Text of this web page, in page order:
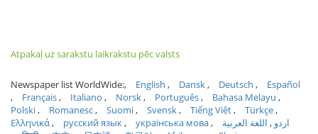
Atpakaļ uz sarakstu laikrakstu pēc valsts
Newspaper list WorldWide: English Dansk Deutsch
Español
Français
Italiano Norsk Português
Bahasa Melayu
Polski
Romanesc Suomi Svensk Tiếng Việt
Türkçe
Ελληνικά
русский язык українська мова اردو
اللغة العربية